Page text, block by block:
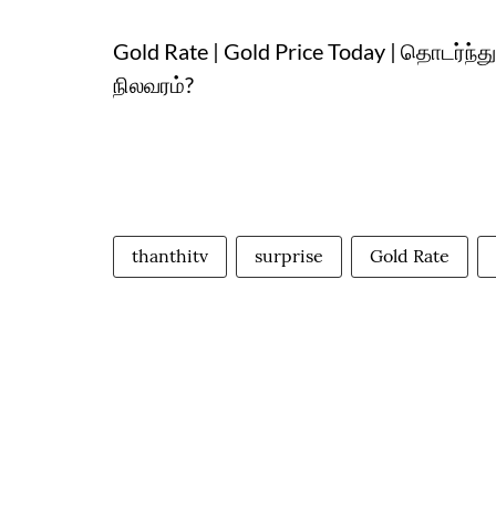
Gold Rate | Gold Price Today |
நிலவரம்?
thanthitv surprise Gold Rate